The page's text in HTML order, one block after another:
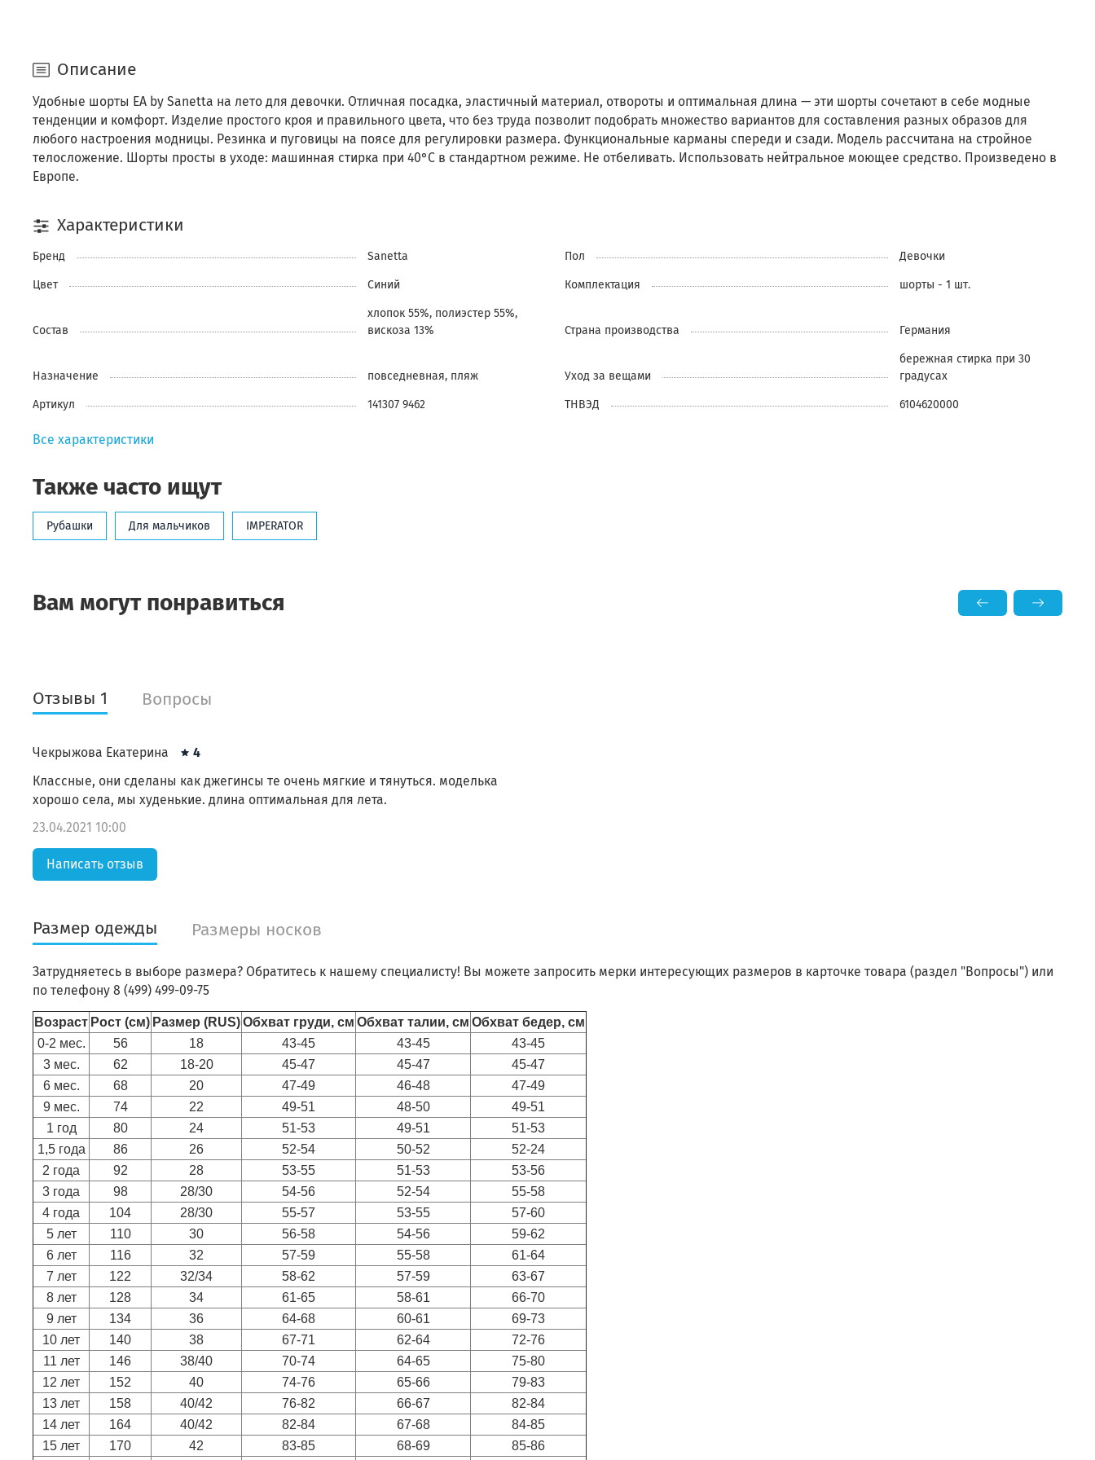
Описание
Удобные шорты EA by Sanetta на лето для девочки. Отличная посадка, эластичный материал, отвороты и оптимальная длина — эти шорты сочетают в себе модные
тенденции и комфорт. Изделие простого кроя и правильного цвета, что без труда позволит подобрать множество вариантов для составления разных образов для
любого настроения модницы. Резинка и пуговицы на поясе для регулировки размера. Функциональные карманы спереди и сзади. Модель рассчитана на стройное
телосложение. Шорты просты в уходе: машинная стирка при 40°С в стандартном режиме. Не отбеливать. Использовать нейтральное моющее средство. Произведено в
Европе.
Характеристики
Бренд Sanetta Пол Девочки
Цвет Синий Комплектация шорты - 1 шт.
Состав
хлопок 55%, полиэстер 55%,
вискоза 13%
Страна производства Германия
Назначение повседневная, пляж Уход за вещами
бережная стирка при 30
градусах
Артикул 141307 9462 ТНВЭД 6104620000
Все характеристики
Также часто ищут
Рубашки Для мальчиков IMPERATOR
Вам могут понравиться
Отзывы 1 Вопросы
Чекрыжова Екатерина
4
Классные, они сделаны как джегинсы те очень мягкие и тянуться. моделька
хорошо села, мы худенькие. длина оптимальная для лета.
23.04.2021 10:00
Написать отзыв
Размер одежды Размеры носков
Затрудняетесь в выборе размера? Обратитесь к нашему специалисту! Вы можете запросить мерки интересующих размеров в карточке товара (раздел "Вопросы") или
по телефону 8 (499) 499-09-75
Возраст Рост (см) Размер (RUS)Обхват груди, см Обхват талии, см Обхват бедер, см
0-2 мес.
56 18 43-45 43-45
43-45
3 мес.
62 18-20 45-47 45-47
45-47
6 мес.
68 20 47-49 46-48
47-49
9 мес.
74 22 49-51 48-50
49-51
1 год
80 24 51-53 49-51
51-53
1,5 года
86 26 52-54 50-52
52-24
2 года
92 28 53-55 51-53
53-56
3 года
98 28/30 54-56 52-54
55-58
4 года
104 28/30 55-57 53-55
57-60
5 лет
110 30 56-58 54-56
59-62
6 лет
116 32 57-59 55-58
61-64
7 лет
122 32/34 58-62 57-59
63-67
8 лет
128 34 61-65 58-61
66-70
9 лет
134 36 64-68 60-61
69-73
10 лет
140 38 67-71 62-64
72-76
11 лет
146 38/40 70-74 64-65
75-80
12 лет
152 40 74-76 65-66
79-83
13 лет
158 40/42 76-82 66-67
82-84
14 лет
164 40/42 82-84 67-68
84-85
15 лет
170 42 83-85 68-69 85-86